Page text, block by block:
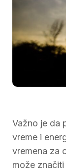
Važno je da
vreme i
vremena za
može